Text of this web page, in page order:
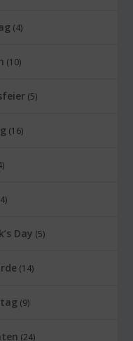
(4)
(10)
(5)
(16)
Day (5)
(14)
(9)
(24)